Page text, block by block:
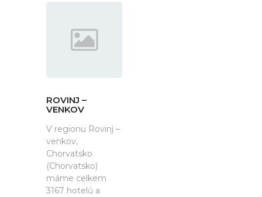
ROVINJ –
VENKOV
V regionu Rovinj –
venkov,
Chorvatsko
(Chorvatsko)
máme celkem
3167 hotelů a